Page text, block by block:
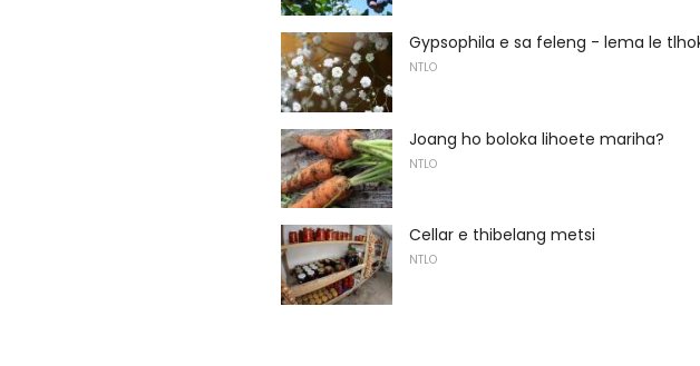
Gypsophila e sa feleng - lema le
NTLO
Joang ho boloka lihoete mariha?
NTLO
Cellar e thibelang metsi
NTLO